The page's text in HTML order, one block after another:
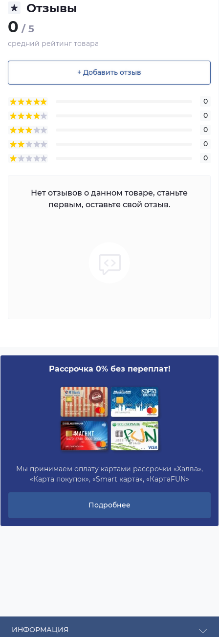
Отзывы
0 / 5
средний рейтинг товара
+ Добавить отзыв
0
0
0
0
0
Нет отзывов о данном товаре, станьте
первым, оставьте свой отзыв.
Рассрочка 0% без переплат!
Мы принимаем оплату картами рассрочки «Халва»,
«Карта покупок», «Smart карта», «КартаFUN»
Подробнее
ИНФОРМАЦИЯ